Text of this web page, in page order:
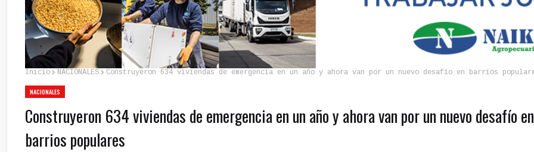
Inicio NACIONALES Construyeron 634 viviendas de emergencia en un año y ahora van por un nuevo desafío en barrios
NACIONALES
Construyeron 634 viviendas de emergencia en un año y ahora van por un nuevo desafío en
barrios populares